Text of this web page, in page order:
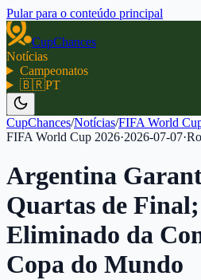
Pular para o conteúdo principal
CupChances
Notícias
Campeonatos
🇧🇷PT
CupChances/Notícias/FIFA World
FIFA World Cup 2026·2026-07-07·
Argentina
Quartas de
Eliminado da
Copa do Mundo